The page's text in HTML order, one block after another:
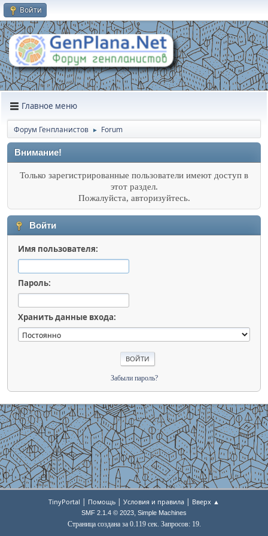
Войти
Главное меню
Форум Генпланистов ► Forum
Внимание!
Только зарегистрированные пользователи имеют доступ в
этот раздел.
Пожалуйста, авторизуйтесь.
Войти
Имя пользователя:
Пароль:
Хранить данные входа:
Забыли пароль?
TinyPortal | Помощь | Условия и правила | Вверх ▲
SMF 2.1.4 © 2023, Simple Machines
Страница создана за 0.119 сек. Запросов: 19.